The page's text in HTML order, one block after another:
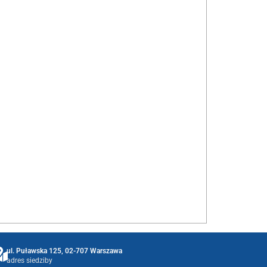
ul. Puławska 125, 02-707 Warszawa
adres siedziby